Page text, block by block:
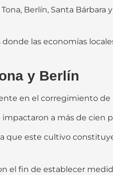
Berlín, Santa Bárbara
las economías
y Berlín
en el corregimiento de
a más de cien
que este cultivo
el fin de establecer